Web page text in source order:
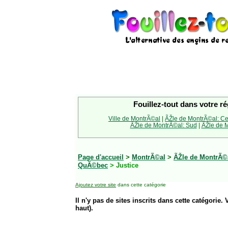
Fouillez-tout dans votre
Ville de MontrÃ©al | ÃŽle de MontrÃ©al:
ÃŽle de MontrÃ©al: Sud | ÃŽle de
Page d'accueil > MontrÃ©al > ÃŽle de
QuÃ©bec > Justice
Ajoutez votre site dans cette catégorie
Il n'y pas de sites inscrits dans cette
haut).